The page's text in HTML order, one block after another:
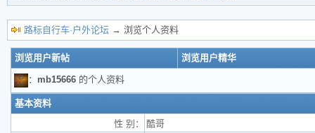
路标自行车·户外论坛 → 浏览个人资料
浏览用户新帖 浏览用户精华
： mb15666 的个人资料
基本资料
性 别：
酷哥